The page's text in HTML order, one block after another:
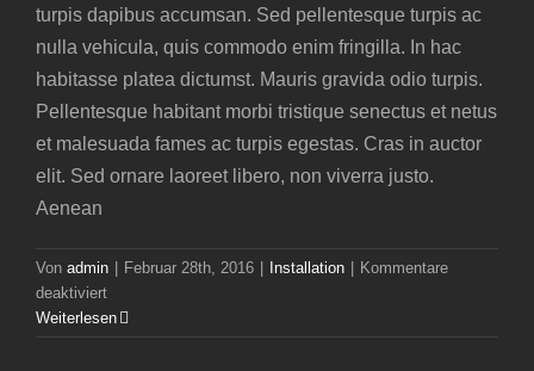
turpis dapibus accumsan. Sed pellentesque turpis ac
nulla vehicula, quis commodo enim fringilla. In hac
habitasse platea dictumst. Mauris gravida odio turpis.
Pellentesque habitant morbi tristique senectus et netus
et malesuada fames ac turpis egestas. Cras in auctor
elit. Sed ornare laoreet libero, non viverra justo.
Aenean
Von admin | Februar 28th, 2016 | Installation | Kommentare
deaktiviertfür
Vestibulum
Weiterlesen